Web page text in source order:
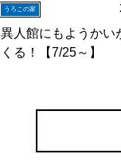
うろこの家
異人館にもようかい
くる！【7/25～】